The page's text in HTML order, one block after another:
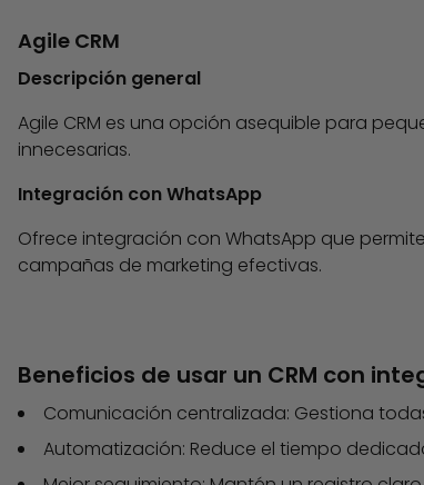
Agile CRM
Descripción general
Agile CRM es una opción asequible para
innecesarias.
Integración con WhatsApp
Ofrece integración con WhatsApp que
campañas de marketing efectivas.
Beneficios de usar un CRM con
Comunicación centralizada: Gestiona
Automatización: Reduce el tiempo